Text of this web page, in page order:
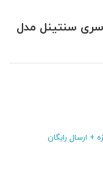
سنتینل مدل
+ ارسال رایگان